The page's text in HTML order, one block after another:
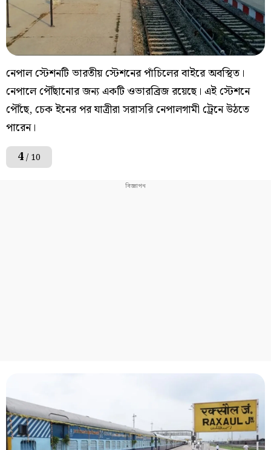
নেপাল স্টেশনটি ভারতীয় স্টেশনের পাঁচিলের বাইরে অবস্থিত।
নেপালে পৌঁছানোর জন্য একটি ওভারব্রিজ রয়েছে। এই স্টেশনে
পৌঁছে, চেক ইনের পর যাত্রীরা সরাসরি নেপালগামী ট্রেনে উঠতে
পারেন।
4/ 10